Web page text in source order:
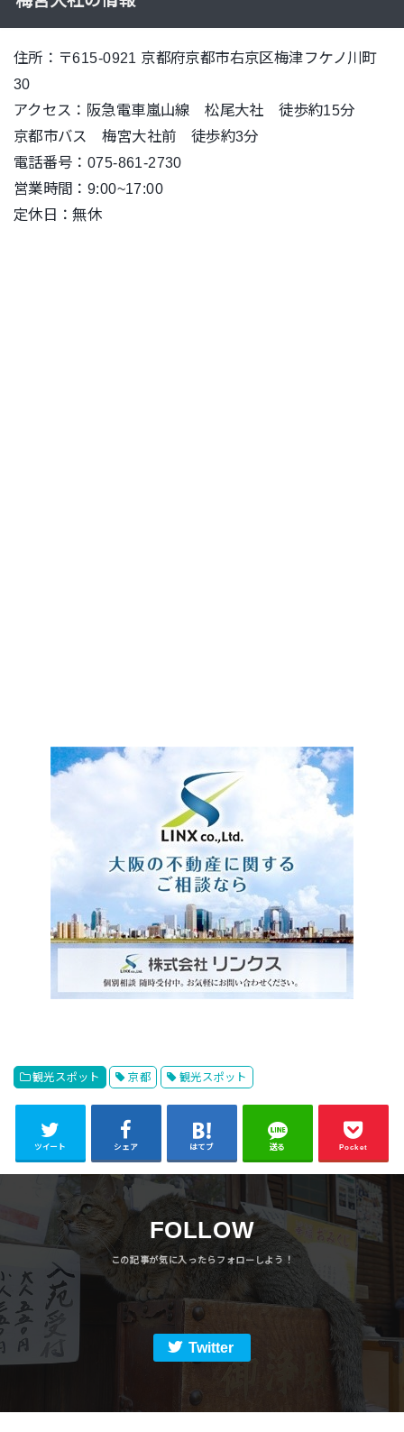
住所：〒615-0921 京都府京都市右京区梅津フケノ川町
30
アクセス：阪急電車嵐山線 松尾大社 徒歩約15分
京都市バス 梅宮大社前 徒歩約3分
電話番号：075-861-2730
営業時間：9:00~17:00
定休日：無休
観光スポット 京都 観光スポット
ツイート シェア はてブ 送る Pocket
FOLLOW
Twitter